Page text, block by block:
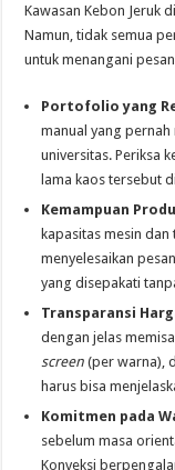
Kawasan Kebon Jeruk
Namun, tidak semua
untuk menangani
Portofolio yang
manual yang pernah
universitas. Periksa
lama kaos tersebut
Kemampuan
kapasitas mesin
menyelesaikan
yang disepakati
Transparansi
dengan jelas
screen (per warna),
harus bisa
Komitmen pada
sebelum masa
Konveksi